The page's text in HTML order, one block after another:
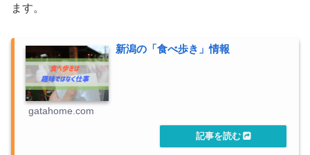
ます。
新潟の「食べ歩き」情報
gatahome.com